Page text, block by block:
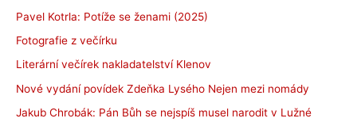
Pavel Kotrla: Potíže se ženami (2025)
Fotografie z večírku
Literární večírek nakladatelství Klenov
Nové vydání povídek Zdeňka Lysého Nejen mezi nomády
Jakub Chrobák: Pán Bůh se nejspíš musel narodit v Lužné